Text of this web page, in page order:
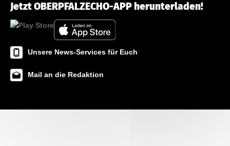
Jetzt OBERPFALZECHO-APP herunterladen!
Unsere News-Services für Euch
Mail an die Redaktion